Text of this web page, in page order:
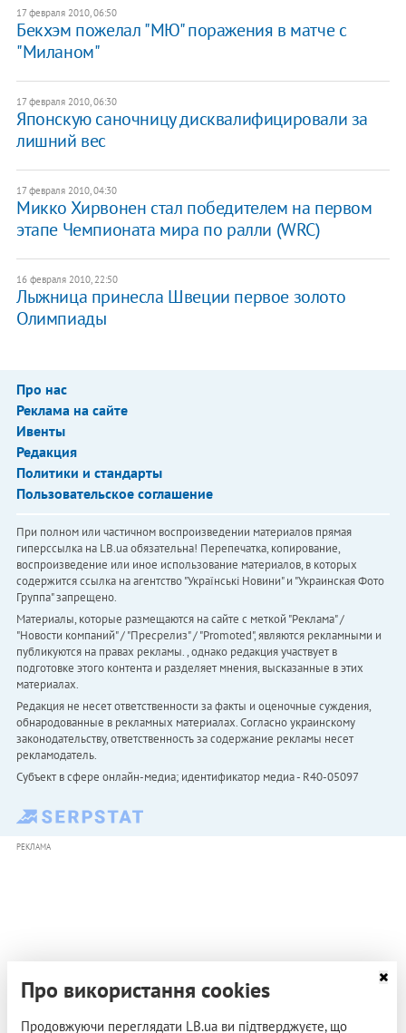
17 февраля 2010, 06:50
Бекхэм пожелал "МЮ" поражения в матче с
"Миланом"
17 февраля 2010, 06:30
Японскую саночницу дисквалифицировали за
лишний вес
17 февраля 2010, 04:30
Микко Хирвонен стал победителем на первом
этапе Чемпионата мира по ралли (WRC)
16 февраля 2010, 22:50
Лыжница принесла Швеции первое золото
Олимпиады
Про нас
Реклама на сайте
Ивенты
Редакция
Политики и стандарты
Пользовательское соглашение
При полном или частичном воспроизведении материалов прямая
гиперссылка на LB.ua обязательна! Перепечатка, копирование,
воспроизведение или иное использование материалов, в которых
содержится ссылка на агентство "Українськi Новини" и "Украинская Фото
Группа" запрещено.
Материалы, которые размещаются на сайте с меткой "Реклама" /
"Новости компаний" / "Пресрелиз" / "Promoted", являются рекламными и
публикуются на правах рекламы. , однако редакция участвует в
подготовке этого контента и разделяет мнения, высказанные в этих
материалах.
Редакция не несет ответственности за факты и оценочные суждения,
обнародованные в рекламных материалах. Согласно украинскому
законодательству, ответственность за содержание рекламы несет
рекламодатель.
Субъект в сфере онлайн-медиа; идентификатор медиа - R40-05097
РЕКЛАМА
Про використання cookies
Продовжуючи переглядати LB.ua ви підтверджуєте, що